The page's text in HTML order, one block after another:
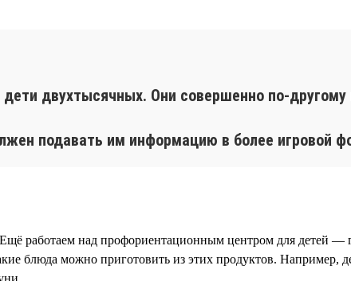
дети двухтысячных. Они совершенно по-
подавать им информацию в более игровой
работаем над профориентационным центром для детей —
блюда можно приготовить из этих продуктов. Например,